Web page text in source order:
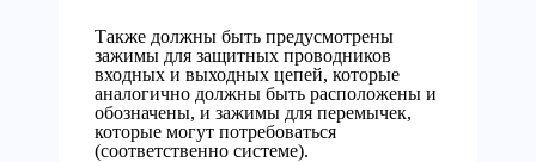
Также должны быть предусмотрены
зажимы для защитных проводников
входных и выходных цепей, которые
аналогично должны быть расположены и
обозначены, и зажимы для перемычек,
которые могут потребоваться
(соответственно системе).